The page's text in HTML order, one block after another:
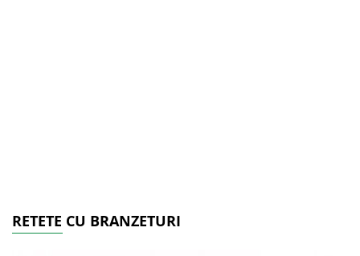
RETETE CU BRANZETURI